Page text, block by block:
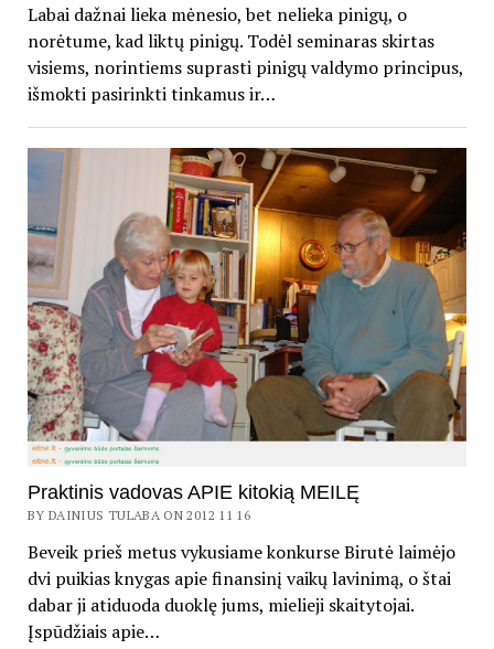
Labai dažnai lieka mėnesio, bet nelieka pinigų, o
norėtume, kad liktų pinigų. Todėl seminaras skirtas
visiems, norintiems suprasti pinigų valdymo principus,
išmokti pasirinkti tinkamus ir…
Praktinis vadovas APIE kitokią MEILĘ
BY DAINIUS TULABA ON 2012 11 16
Beveik prieš metus vykusiame konkurse Birutė laimėjo
dvi puikias knygas apie finansinį vaikų lavinimą, o štai
dabar ji atiduoda duoklę jums, mielieji skaitytojai.
Įspūdžiais apie…